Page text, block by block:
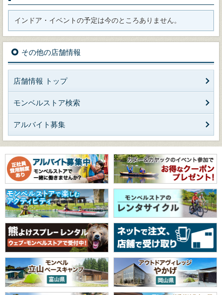
インドア・イベントの予定は今のところありません。
その他の店舗情報
店舗情報 トップ
モンベルストア検索
アルバイト募集